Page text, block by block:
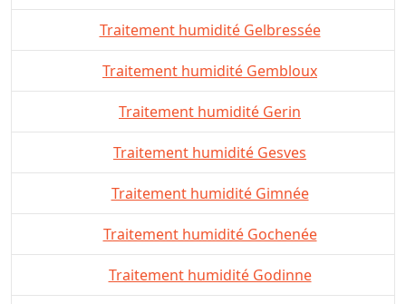
Traitement humidité Gelbressée
Traitement humidité Gembloux
Traitement humidité Gerin
Traitement humidité Gesves
Traitement humidité Gimnée
Traitement humidité Gochenée
Traitement humidité Godinne